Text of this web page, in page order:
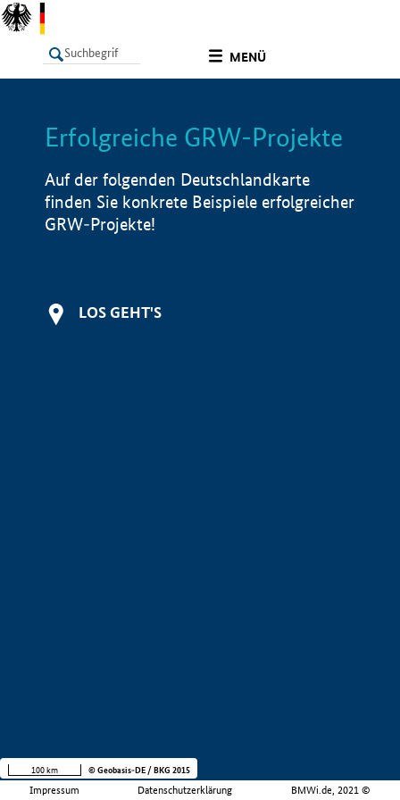
MENÜ
LISTE Info
Erfolgreiche GRW-Projekte
Auf der folgenden Deutschlandkarte
finden Sie konkrete Beispiele erfolgreicher
GRW-Projekte!
LOS GEHT'S
Impressum Datenschutzerklärung BMWi.de, 2021 ©
100 km © Geobasis-DE / BKG 2015